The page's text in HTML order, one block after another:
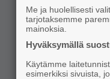
Me ja huolellisesti
tarjotaksemme
mainoksia.
Hyväksymällä
Käytämme
esimerkiksi sivuista,